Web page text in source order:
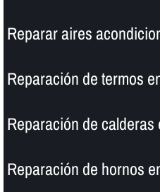
Reparar aires
Reparación de termos
Reparación de calderas
Reparación de hornos